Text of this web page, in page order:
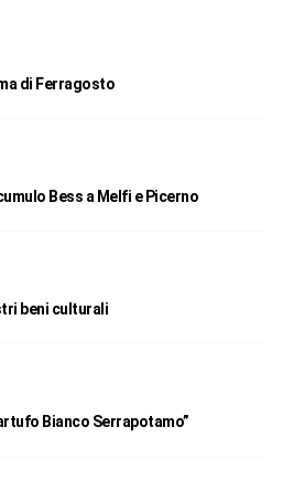
di Ferragosto
Bess a Melfi e Picerno
beni culturali
Bianco Serrapotamo”